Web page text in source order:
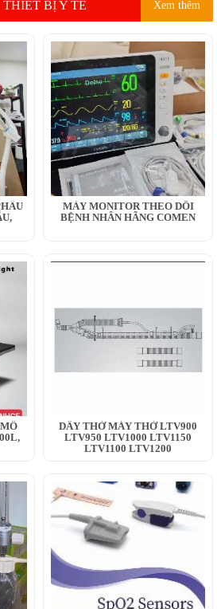
THIẾT BỊ Y TẾ Xem thêm
MÁY MONITOR THEO DÕI
BỆNH NHÂN HÃNG COMEN
DÂY THỞ MÁY THỞ LTV900
LTV950 LTV1000 LTV1150
LTV1100 LTV1200